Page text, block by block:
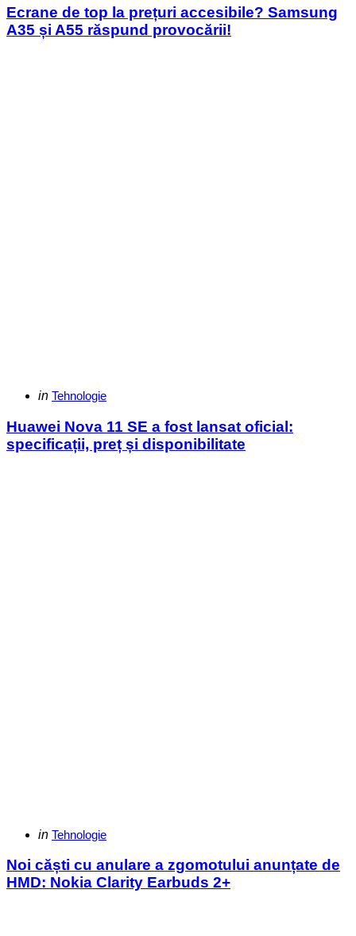
Ecrane de top la prețuri accesibile? Samsung
A35 și A55 răspund provocării!
Categories
Posted
in Tehnologie
Huawei Nova 11 SE a fost lansat oficial:
specificații, preț și disponibilitate
Categories
Posted
in Tehnologie
Noi căști cu anulare a zgomotului anunțate de
HMD: Nokia Clarity Earbuds 2+